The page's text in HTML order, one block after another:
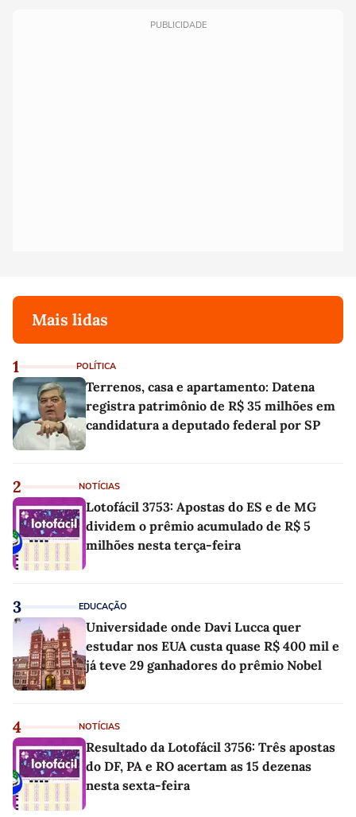
PUBLICIDADE
Mais lidas
1 POLÍTICA
Terrenos, casa e apartamento: Datena
registra patrimônio de R$ 35 milhões em
candidatura a deputado federal por SP
2 NOTÍCIAS
Lotofácil 3753: Apostas do ES e de MG
dividem o prêmio acumulado de R$ 5
milhões nesta terça-feira
3 EDUCAÇÃO
Universidade onde Davi Lucca quer
estudar nos EUA custa quase R$ 400 mil e
já teve 29 ganhadores do prêmio Nobel
4 NOTÍCIAS
Resultado da Lotofácil 3756: Três apostas
do DF, PA e RO acertam as 15 dezenas
nesta sexta-feira